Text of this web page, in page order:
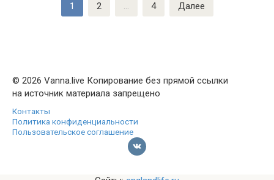
1 2 … 4 Далее
© 2026 Vanna.live Копирование без прямой ссылки
на источник материала запрещено
Контакты
Политика конфиденциальности
Пользовательское соглашение